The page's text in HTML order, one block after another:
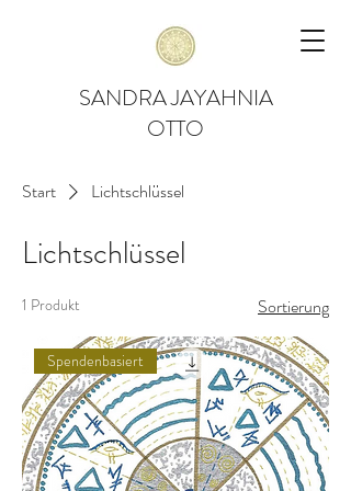
SANDRA JAYAHNIA
OTTO
Start Lichtschlüssel
Lichtschlüssel
1 Produkt Sortierung
Spendenbasiert